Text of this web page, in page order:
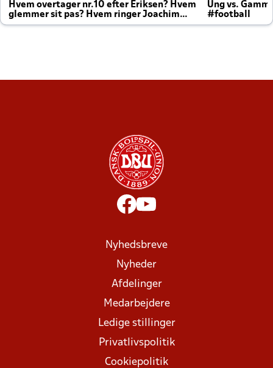
Hvem overtager nr.10 efter Eriksen? Hvem
glemmer sit pas? Hvem ringer Joachim
altid til efter kampe?
Ung vs.
#football
Nyhedsbreve
Nyheder
Afdelinger
Medarbejdere
Ledige stillinger
Privatlivspolitik
Cookiepolitik